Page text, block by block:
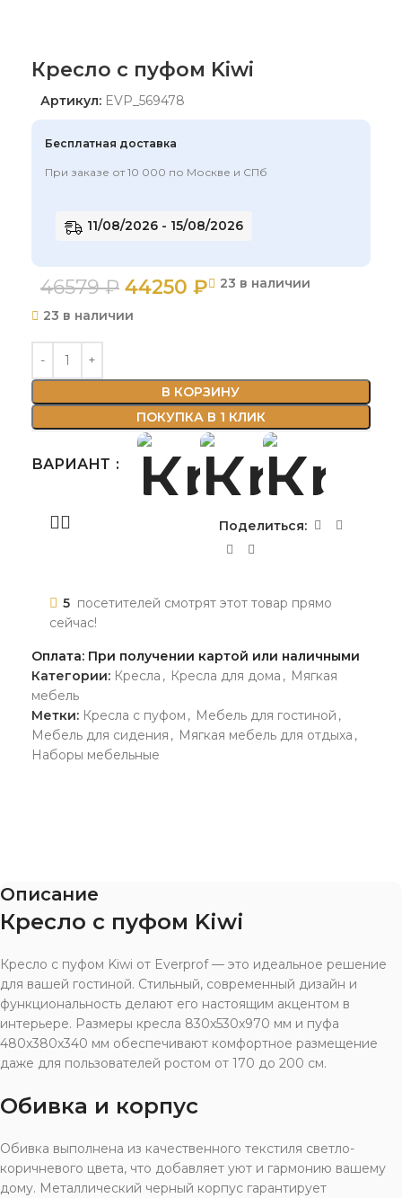
Кресло с пуфом Kiwi
Артикул: EVP_569478
Бесплатная доставка
При заказе от 10 000 по Москве и СПб
11/08/2026 - 15/08/2026
46579₽ 44250 ₽
23 в наличии
23 в наличии
В КОРЗИНУ
ПОКУПКА В 1 КЛИК
ВАРИАНТ
Поделиться:
5 посетителей смотрят этот товар прямо
сейчас!
Оплата: При получении картой или наличными
Категории: Кресла , Кресла для дома , Мягкая
мебель
Метки: Кресла с пуфом , Мебель для гостиной ,
Мебель для сидения , Мягкая мебель для отдыха ,
Наборы мебельные
Описание
Кресло с пуфом Kiwi
Кресло с пуфом Kiwi от Everprof — это идеальное решение
для вашей гостиной. Стильный, современный дизайн и
функциональность делают его настоящим акцентом в
интерьере. Размеры кресла 830x530x970 мм и пуфа
480x380x340 мм обеспечивают комфортное размещение
даже для пользователей ростом от 170 до 200 см.
Обивка и корпус
Обивка выполнена из качественного текстиля светло-
коричневого цвета, что добавляет уют и гармонию вашему
дому. Металлический черный корпус гарантирует